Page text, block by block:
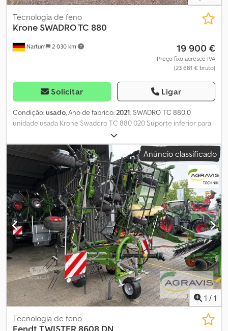
Nartum 2 030 km
Tecnologia de feno
Krone SWADRO TC 880
19 900 €
Preço fixo acresce IVA
(23 681 € bruto)
Solicitar Ligar
Condição:usado, Ano de fabrico:2021, SWADRO TC 880 0
unidade usada Krone Swadcro TC 880 020 Suporte inferior para
engate 030 Direção por arrasto 040 Sistema de iluminação,
painéis de aviso 050 2 braços com 13 hastes, cada um com 4,5 mm
de haste dupla 060 Diâmetro do rotor: 3,60 m 070 Altura de
transporte: 3,99 m Chsdpfx Aezqp Icskcja 080 Sistema Krone
DuraMax para curvas 090 Largura de trabalho ajustável
hidraulicamente com sistema de segurança mecânico integrado
para transporte 1 Eixo com direção forçada acionada por um
suporte 1 Braços dobráveis para reduzir a altura de transporte em
440 mm 120 Lona central 130 Pneus 15 PR 16x6.50-8, rotor 140
Localização da máquina 150 NewTec Nord Elmenhorst/Lanken
160 Leineweberring 8
Anúncio classificado
1 / 1
Tecnologia de feno
Fendt TWISTER 8608 DN